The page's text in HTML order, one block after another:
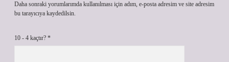
Daha sonraki yorumlarımda kullanılması için adım, e-posta adresim ve site adresim
bu tarayıcıya kaydedilsin.
10 - 4 kaçtır? *